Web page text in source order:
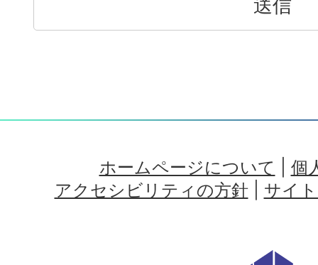
ホームページについて
個
アクセシビリティの方針| サイ